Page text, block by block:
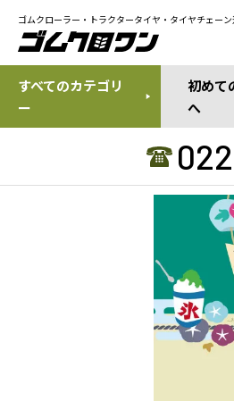
ゴムクローラー・トラクタータイヤ・タイヤチェー
すべてのカテゴリ
ー
初めて
へ